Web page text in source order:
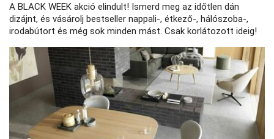
A BLACK WEEK akció elindult! Ismerd meg az időtlen dán
dizájnt, és vásárolj bestseller nappali-, étkező-, hálószoba-,
irodabútort és még sok minden mást. Csak korlátozott ideig!